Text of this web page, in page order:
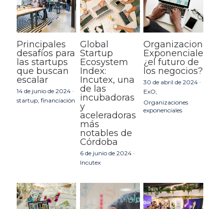
Principales
desafíos para
las startups
que buscan
escalar
14 de junio de 2024 ·
startup, financiación
Global
Startup
Ecosystem
Index:
Incutex, una
de las
incubadoras
y
aceleradoras
más
notables de
Córdoba
6 de junio de 2024 ·
Incutex
Organizaciones
Exponenciales:
¿el futuro de
los negocios?
30 de abril de 2024 ·
ExO,
Organizaciones
exponenciales